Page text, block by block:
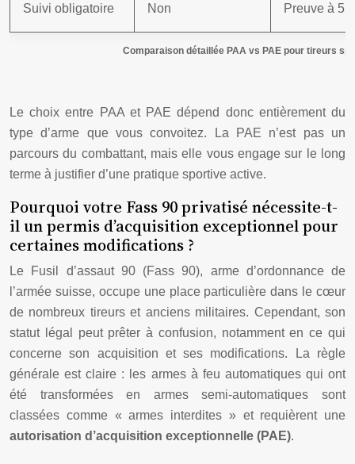
Comparaison détaillée PAA vs PAE pour tireurs
Suivi obligatoire Non Preuve à 5
Le choix entre PAA et PAE dépend donc entièrement du
type d’arme que vous convoitez. La PAE n’est pas un
parcours du combattant, mais elle vous engage sur le long
terme à justifier d’une pratique sportive active.
Pourquoi votre Fass 90 privatisé nécessite-t-
il un permis d’acquisition exceptionnel pour
certaines modifications ?
Le Fusil d’assaut 90 (Fass 90), arme d’ordonnance de
l’armée suisse, occupe une place particulière dans le cœur
de nombreux tireurs et anciens militaires. Cependant, son
statut légal peut prêter à confusion, notamment en ce qui
concerne son acquisition et ses modifications. La règle
générale est claire : les armes à feu automatiques qui ont
été transformées en armes semi-automatiques sont
classées comme « armes interdites » et requièrent une
autorisation d’acquisition exceptionnelle (PAE).